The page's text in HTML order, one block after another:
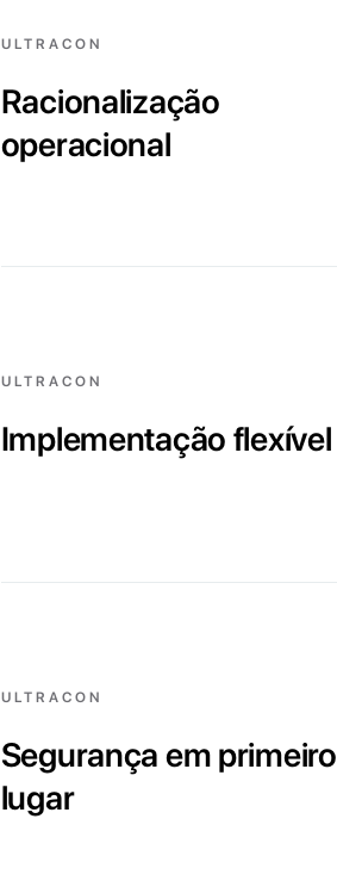
ULTRACON
Racionalização
operacional
ULTRACON
Implementação flexível
ULTRACON
Segurança em primeiro
lugar